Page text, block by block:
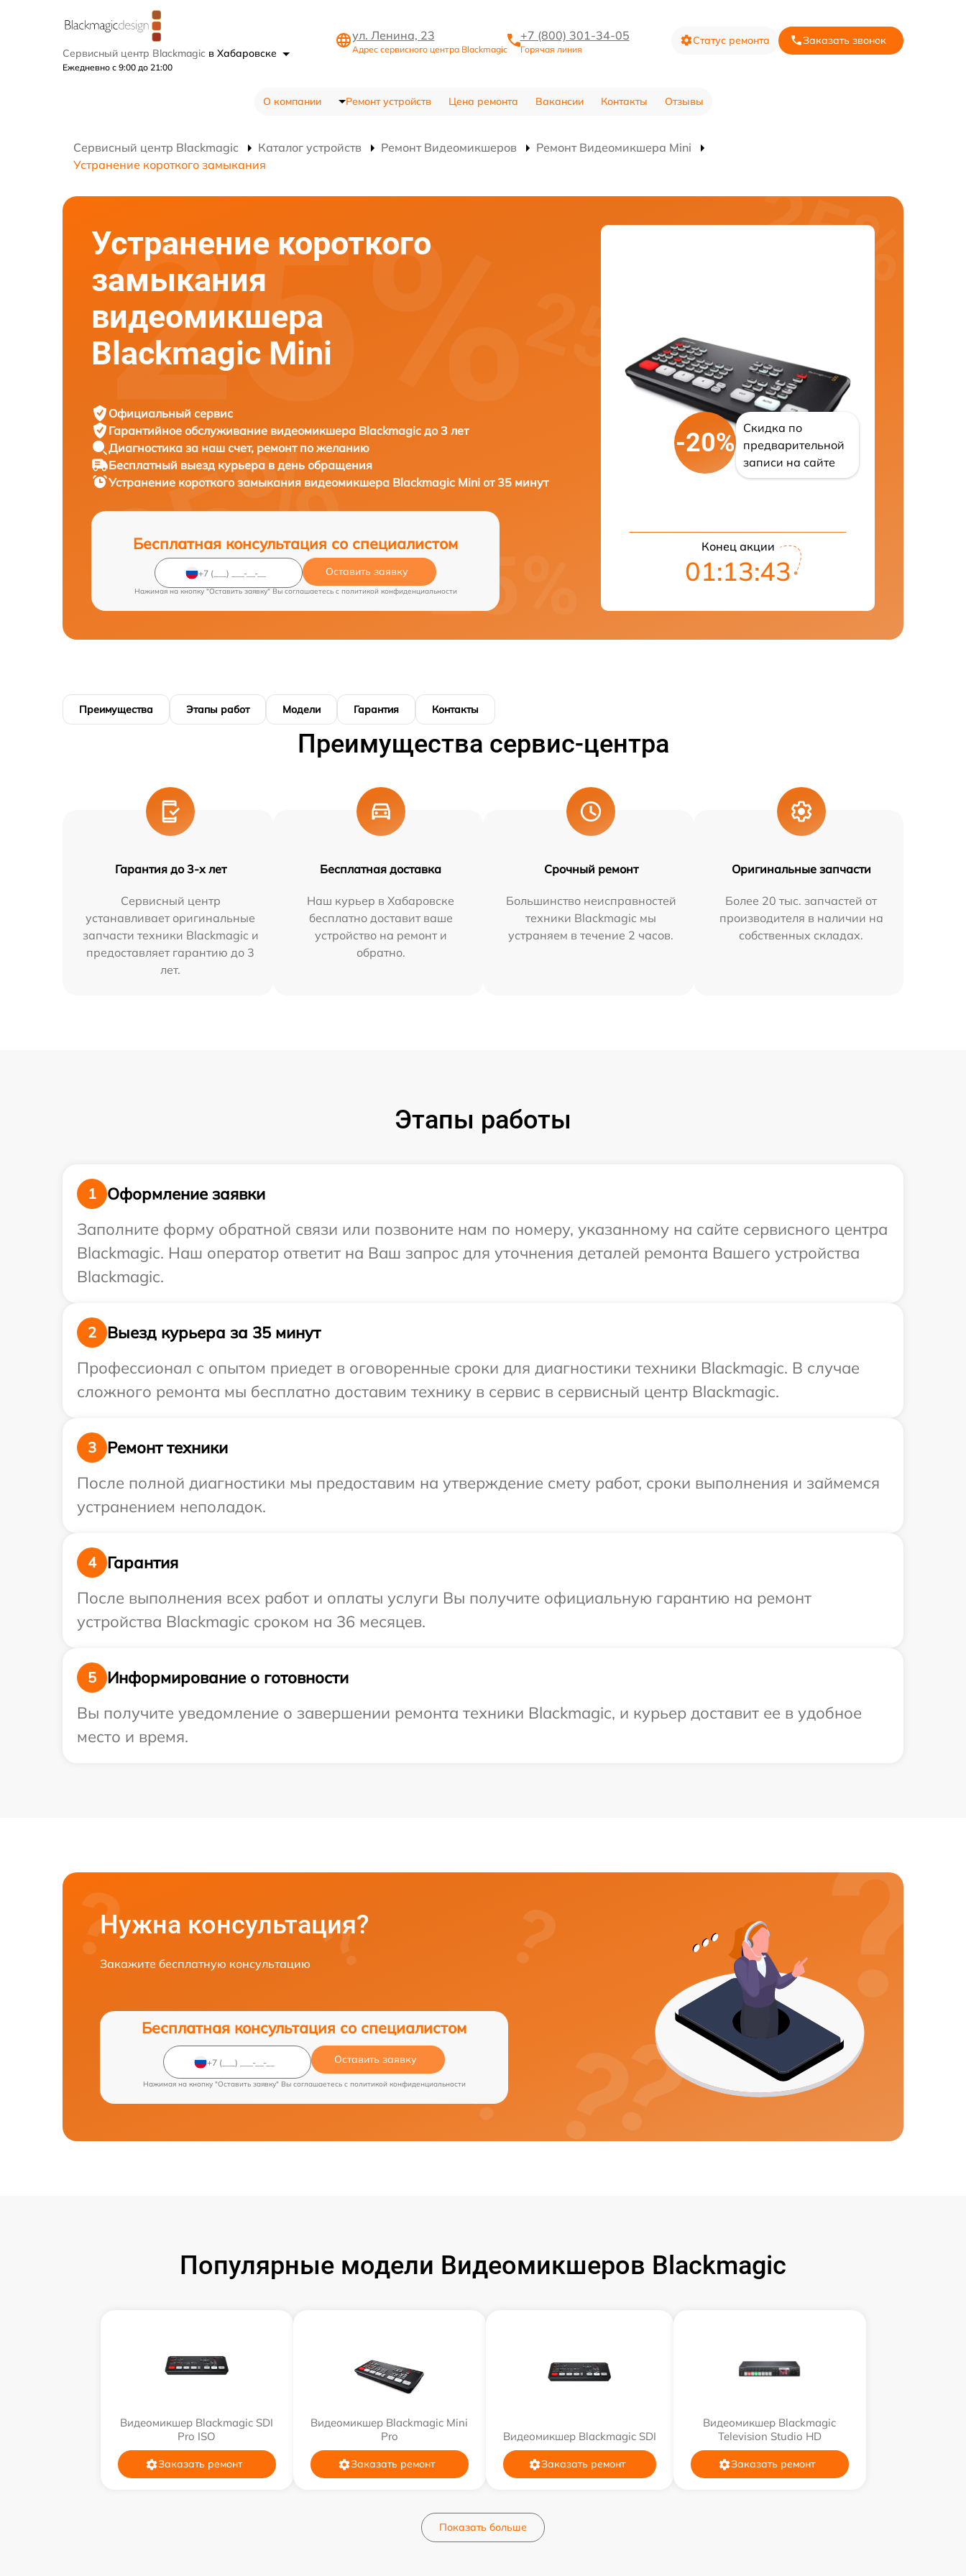
Сервисный центр Blackmagic в Хабаровске
Ежедневно с 9:00 до 21:00
ул. Ленина, 23
Адрес сервисного центра Blackmagic
+7 (800) 301-34-05
Горячая линия
Статус ремонта Заказать звонок
О компании Ремонт устройств Цена ремонта Вакансии Контакты Отзывы
Сервисный центр Blackmagic Каталог устройств Ремонт Видеомикшеров
Ремонт Видеомикшера Mini
Устранение короткого замыкания
Устранение короткого
замыкания
видеомикшера
Blackmagic Mini
Официальный сервис
Гарантийное обслуживание видеомикшера Blackmagic до 3 лет
Диагностика за наш счет, ремонт по желанию
Бесплатный выезд курьера в день обращения
Устранение короткого замыкания видеомикшера Blackmagic Mini от 35 минут
Бесплатная консультация со специалистом
Оставить заявку
Нажимая на кнопку "Оставить заявку" Вы соглашаетесь c политикой конфиденциальности
-20%
Скидка по
предварительной
записи на сайте
Конец акции
01:13:42
Преимущества Этапы работ Модели Гарантия Контакты
Преимущества сервис-центра
Гарантия до 3-х лет
Сервисный центр
устанавливает оригинальные
запчасти техники Blackmagic и
предоставляет гарантию до 3
лет.
Бесплатная доставка
Наш курьер в Хабаровске
бесплатно доставит ваше
устройство на ремонт и
обратно.
Срочный ремонт
Большинство неисправностей
техники Blackmagic мы
устраняем в течение 2 часов.
Оригинальные запчасти
Более 20 тыс. запчастей от
производителя в наличии на
собственных складах.
Этапы работы
1
Оформление заявки
Заполните форму обратной связи или позвоните нам по номеру, указанному на сайте сервисного центра
Blackmagic. Наш оператор ответит на Ваш запрос для уточнения деталей ремонта Вашего устройства
Blackmagic.
2
Выезд курьера за 35 минут
Профессионал с опытом приедет в оговоренные сроки для диагностики техники Blackmagic. В случае
сложного ремонта мы бесплатно доставим технику в сервис в сервисный центр Blackmagic.
3
Ремонт техники
После полной диагностики мы предоставим на утверждение смету работ, сроки выполнения и займемся
устранением неполадок.
4
Гарантия
После выполнения всех работ и оплаты услуги Вы получите официальную гарантию на ремонт
устройства Blackmagic сроком на 36 месяцев.
5
Информирование о готовности
Вы получите уведомление о завершении ремонта техники Blackmagic, и курьер доставит ее в удобное
место и время.
Нужна консультация?
Закажите бесплатную консультацию
Бесплатная консультация со специалистом
Оставить заявку
Нажимая на кнопку "Оставить заявку" Вы соглашаетесь c политикой конфиденциальности
Популярные модели Видеомикшеров Blackmagic
Видеомикшер Blackmagic SDI
Pro ISO
Заказать ремонт
Видеомикшер Blackmagic Mini
Pro
Заказать ремонт
Видеомикшер Blackmagic SDI
Заказать ремонт
Видеомикшер Blackmagic
Television Studio HD
Заказать ремонт
Показать больше